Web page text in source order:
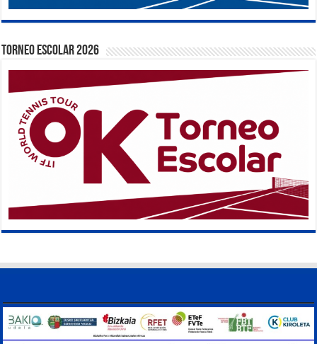
TORNEO ESCOLAR 2026